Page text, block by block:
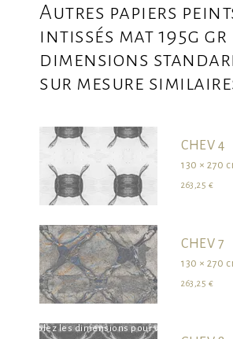
survolez les dimensions pour visualiser le
Autres papiers
intissés mat 195g gr
dimensions
sur mesure
CHEV 4
130 × 270
263,25 €
CHEV 7
130 × 270
263,25 €